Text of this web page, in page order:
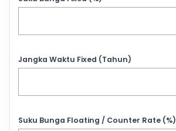
Jangka Waktu Fixed (Tahun)
Suku Bunga Floating / Counter Rate (%)